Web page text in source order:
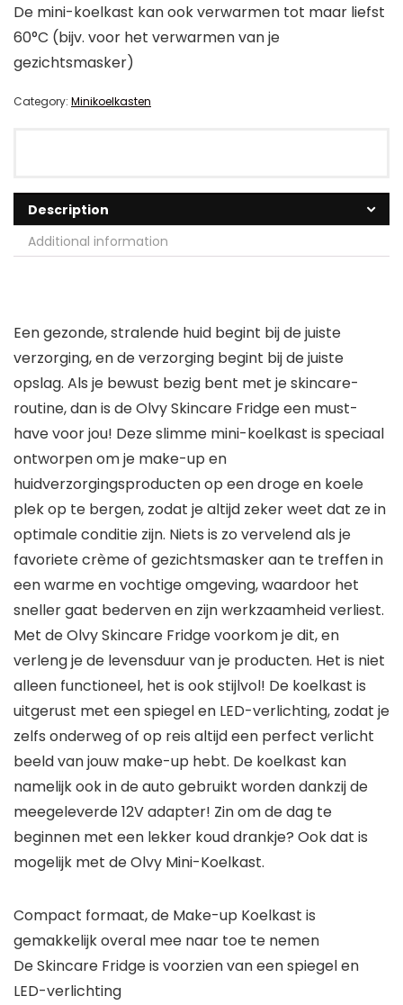
De mini-koelkast kan ook verwarmen tot maar liefst
60°C (bijv. voor het verwarmen van je
gezichtsmasker)
Category: Minikoelkasten
Description
Additional information
Een gezonde, stralende huid begint bij de juiste
verzorging, en de verzorging begint bij de juiste
opslag. Als je bewust bezig bent met je skincare-
routine, dan is de Olvy Skincare Fridge een must-
have voor jou! Deze slimme mini-koelkast is speciaal
ontworpen om je make-up en
huidverzorgingsproducten op een droge en koele
plek op te bergen, zodat je altijd zeker weet dat ze in
optimale conditie zijn. Niets is zo vervelend als je
favoriete crème of gezichtsmasker aan te treffen in
een warme en vochtige omgeving, waardoor het
sneller gaat bederven en zijn werkzaamheid verliest.
Met de Olvy Skincare Fridge voorkom je dit, en
verleng je de levensduur van je producten. Het is niet
alleen functioneel, het is ook stijlvol! De koelkast is
uitgerust met een spiegel en LED-verlichting, zodat je
zelfs onderweg of op reis altijd een perfect verlicht
beeld van jouw make-up hebt. De koelkast kan
namelijk ook in de auto gebruikt worden dankzij de
meegeleverde 12V adapter! Zin om de dag te
beginnen met een lekker koud drankje? Ook dat is
mogelijk met de Olvy Mini-Koelkast.
Compact formaat, de Make-up Koelkast is
gemakkelijk overal mee naar toe te nemen
De Skincare Fridge is voorzien van een spiegel en
LED-verlichting